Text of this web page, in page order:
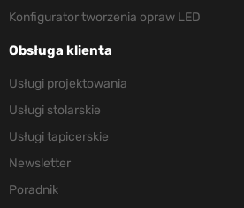
Konfigurator tworzenia opraw LED
Obsługa klienta
Usługi projektowania
Usługi stolarskie
Usługi tapicerskie
Newsletter
Poradnik